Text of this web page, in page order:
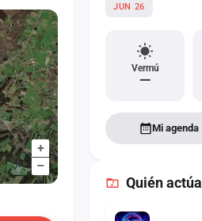
+
–
JUN 26
Vermú
—
Mi agenda
Quién actúa